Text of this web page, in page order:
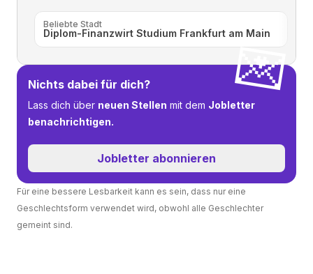
Beliebte Stadt
Diplom-Finanzwirt Studium Frankfurt am Main
💌
Nichts dabei für dich?
Lass dich über neuen Stellen mit dem Jobletter
benachrichtigen.
Jobletter abonnieren
Für eine bessere Lesbarkeit kann es sein, dass nur eine
Geschlechtsform verwendet wird, obwohl alle Geschlechter
gemeint sind.